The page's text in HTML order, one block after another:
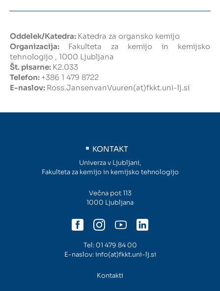
Intranet
Knjižnica FKKT
Center za raziskave vode UL
SL
Oddelek/Katedra: Katedra za organsko kemijo
Organizacija: Fakulteta za kemijo in kemijsko
tehnologijo , 1000 Ljubljana
Št. pisarne: K2.033
Telefon: +386 1 479 8722
E-naslov: Ross.JansenvanVuuren(at)fkkt.uni-lj.si
KONTAKT
Univerza v Ljubljani,
Fakulteta za kemijo in kemijsko tehnologijo
Večna pot 113
1000 Ljubljana
Tel: 01 479 84 00
E-naslov:info(at)fkkt.uni-lj.si
Kontakti